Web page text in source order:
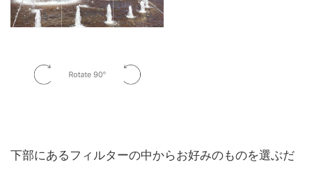
下部にあるフィルターの中からお好みのものを選ぶだ